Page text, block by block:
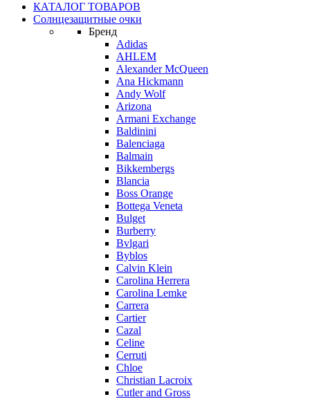
КАТАЛОГ ТОВАРОВ
Солнцезащитные очки
Бренд
Adidas
AHLEM
Alexander McQueen
Ana Hickmann
Andy Wolf
Arizona
Armani Exchange
Baldinini
Balenciaga
Balmain
Bikkembergs
Blancia
Boss Orange
Bottega Veneta
Bulget
Burberry
Bvlgari
Byblos
Calvin Klein
Carolina Herrera
Carolina Lemke
Carrera
Cartier
Cazal
Celine
Cerruti
Chloe
Christian Lacroix
Cutler and Gross